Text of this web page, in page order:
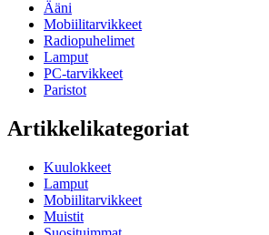
Ääni
Mobiilitarvikkeet
Radiopuhelimet
Lamput
PC-tarvikkeet
Paristot
Artikkelikategoriat
Kuulokkeet
Lamput
Mobiilitarvikkeet
Muistit